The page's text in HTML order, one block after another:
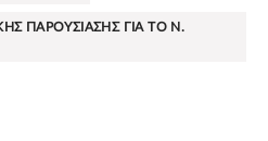
ΠΑΡΟΥΣΙΑΣΗΣ ΓΙΑ ΤΟ Ν.